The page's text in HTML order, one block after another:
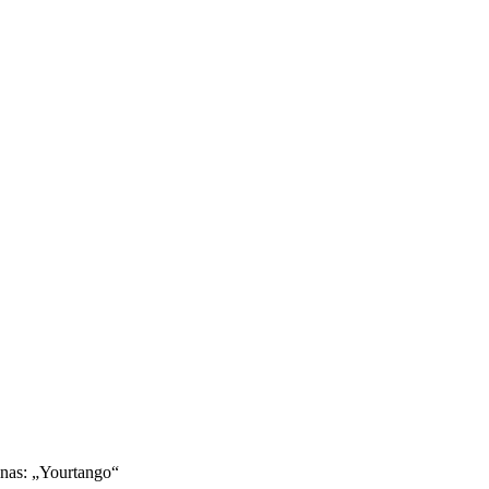
„Yourtango“